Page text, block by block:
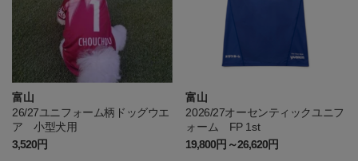
富山
26/27ユニフォーム柄ドッグウエ
ア 小型犬用
3,520円
富山
2026/27オーセンティックユニフ
ォーム FP 1st
19,800円～26,620円